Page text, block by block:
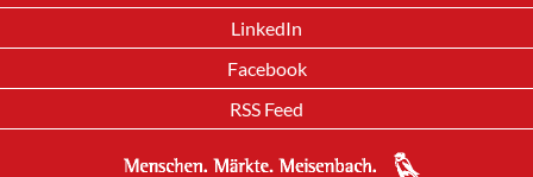
LinkedIn
Facebook
RSS Feed